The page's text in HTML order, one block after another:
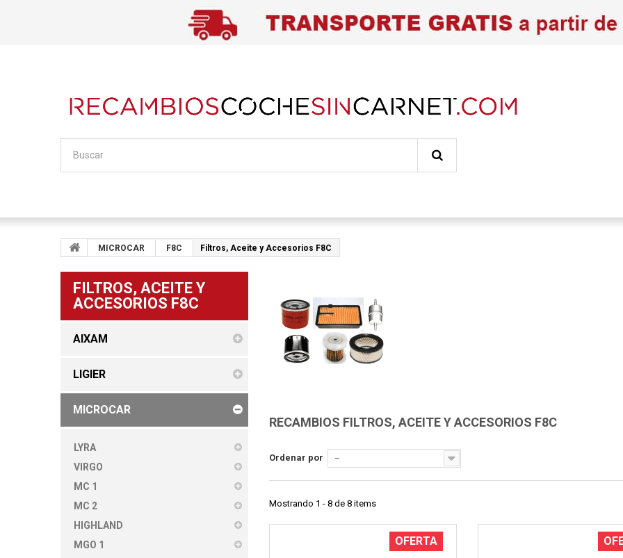
MICROCAR F8C Filtros, Aceite y Accesorios F8C
FILTROS, ACEITE Y
ACCESORIOS F8C
AIXAM
LIGIER
MICROCAR
LYRA
VIRGO
MC 1
MC 2
HIGHLAND
MGO 1
RECAMBIOS FILTROS, ACEITE Y ACCESORIOS F8C
Ordenar por --
Mostrando 1 - 8 de 8 items
OFERTA